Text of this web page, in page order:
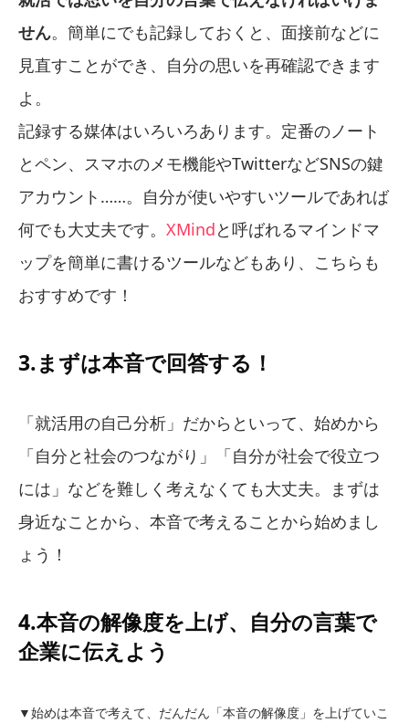
せん。簡単にでも記録しておくと、面接前などに
見直すことができ、自分の思いを再確認できます
よ。
記録する媒体はいろいろあります。定番のノート
とペン、スマホのメモ機能やTwitterなどSNSの鍵
アカウント……。自分が使いやすいツールであれば
何でも大丈夫です。 XMindと呼ばれるマインドマ
ップを簡単に書けるツールなどもあり、こちらも
おすすめです！
3.まずは本音で回答する！
「就活用の自己分析」だからといって、始めから
「自分と社会のつながり」「自分が社会で役立つ
には」などを難しく考えなくても大丈夫。まずは
身近なことから、本音で考えることから始めまし
ょう！
4.本音の解像度を上げ、自分の言葉で
企業に伝えよう
▼始めは本音で考えて、だんだん「本音の解像度」を上げていこ